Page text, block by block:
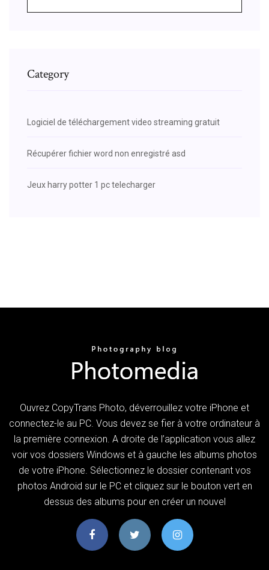
Category
Logiciel de téléchargement video streaming gratuit
Récupérer fichier word non enregistré asd
Jeux harry potter 1 pc telecharger
Ouvrez CopyTrans Photo, déverrouillez votre iPhone et
connectez-le au PC. Vous devez se fier à votre ordinateur à
la première connexion. A droite de l’application vous allez
voir vos dossiers Windows et à gauche les albums photos
de votre iPhone. Sélectionnez le dossier contenant vos
photos Android sur le PC et cliquez sur le bouton vert en
dessus des albums pour en créer un nouvel